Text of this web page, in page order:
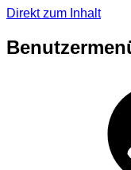
Direkt zum Inhalt